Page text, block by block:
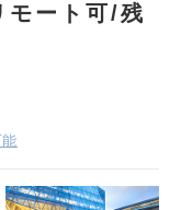
ート可/残